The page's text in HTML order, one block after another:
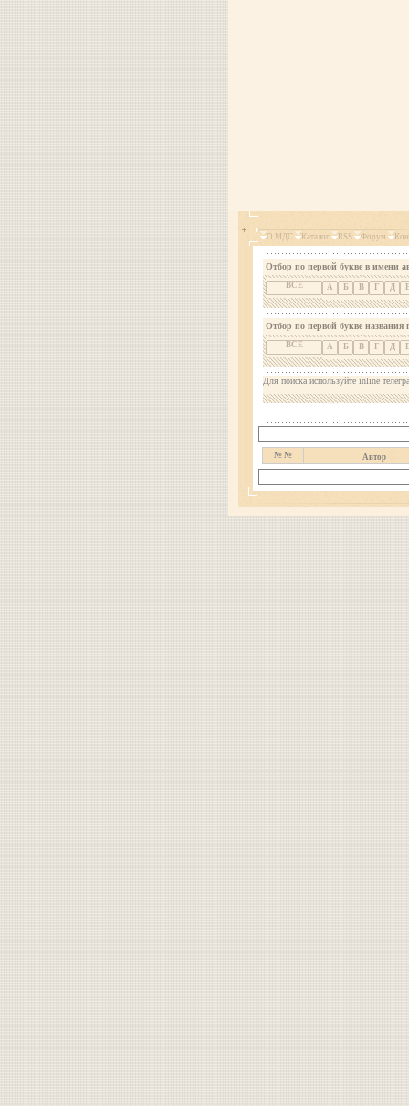
О МДС Каталог RSS Форум
Отбор по первой букве в имени
ВСЕ А Б В Г Д
Отбор по первой букве названия
ВСЕ А Б В Г Д
Для поиска используйте inline
№ № Автор